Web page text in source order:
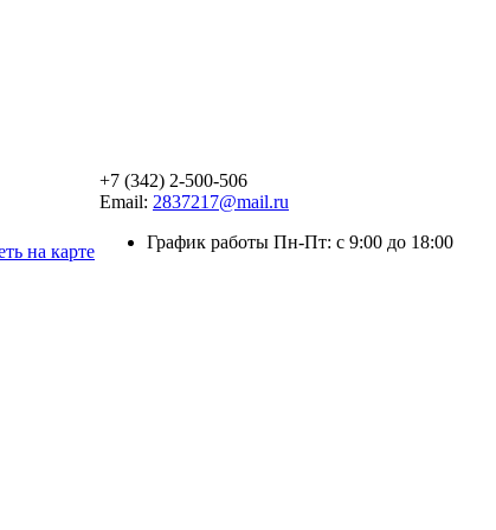
на карте
+7 (342) 2-500-506
Email: 2837217@mail.ru
График работы Пн-Пт: с 9:00 до 18:00